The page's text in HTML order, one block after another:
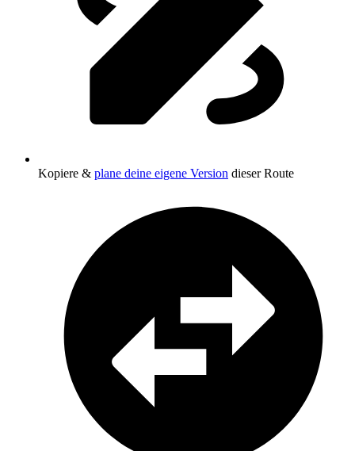
Kopiere & plane deine eigene Version dieser Route